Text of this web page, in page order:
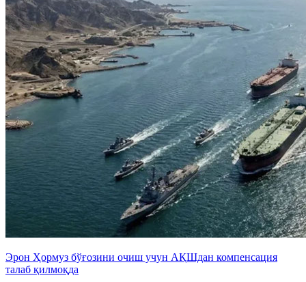
Эрон Ҳормуз бўғозини очиш учун АҚШдан компенсация
талаб қилмоқда